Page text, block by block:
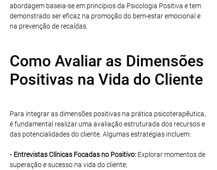
abordagem baseia-se em princípios da Psicologia Positiva e tem
demonstrado ser eficaz na promoção do bem-estar emocional e
na prevenção de recaídas.
Como Avaliar as Dimensões
Positivas na Vida do Cliente
Para integrar as dimensões positivas na prática psicoterapêutica,
é fundamental realizar uma avaliação estruturada dos recursos e
das potencialidades do cliente. Algumas estratégias incluem:
• Entrevistas Clínicas Focadas no Positivo: Explorar momentos de
superação e sucesso na vida do cliente;